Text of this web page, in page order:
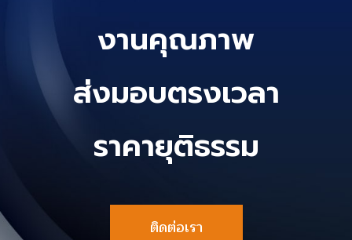
งานคุณภาพ
ส่งมอบตรงเวลา
ราคายุติธรรม
ติดต่อเรา